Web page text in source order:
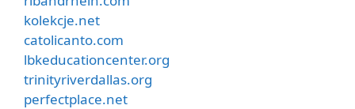
kolekcje.net
catolicanto.com
lbkeducationcenter.org
trinityriverdallas.org
perfectplace.net